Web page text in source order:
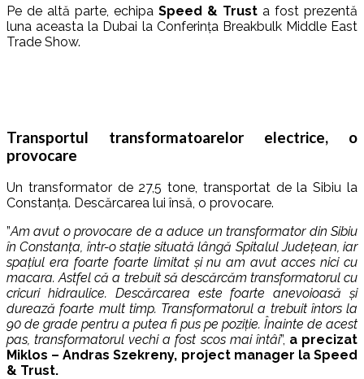
Pe de altă parte, echipa Speed & Trust a fost prezentă
luna aceasta la Dubai la Conferința Breakbulk Middle East
Trade Show.
Transportul transformatoarelor electrice, o
provocare
Un transformator de 27,5 tone, transportat de la Sibiu la
Constanța. Descărcarea lui însă, o provocare.
”Am avut o provocare de a aduce un transformator din Sibiu
în Constanța, într-o stație situată lângă Spitalul Județean, iar
spațiul era foarte foarte limitat și nu am avut acces nici cu
macara. Astfel că a trebuit să descărcăm transformatorul cu
cricuri hidraulice. Descărcarea este foarte anevoioasă și
durează foarte mult timp. Transformatorul a trebuit întors la
90 de grade pentru a putea fi pus pe poziție. Înainte de acest
pas, transformatorul vechi a fost scos mai întâi”, a precizat
Miklos – Andras Szekreny, project manager la Speed
& Trust.